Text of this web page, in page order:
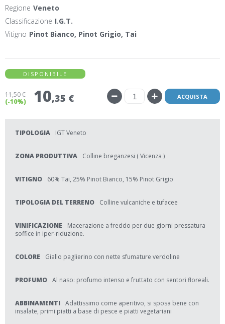
Regione Veneto
Classificazione I.G.T.
Vitigno Pinot Bianco, Pinot Grigio, Tai
DISPONIBILE
11,50 €
(-10%)
10,35 € ACQUISTA
TIPOLOGIA IGT Veneto
ZONA PRODUTTIVA Colline breganzesi ( Vicenza )
VITIGNO 60% Tai, 25% Pinot Bianco, 15% Pinot Grigio
TIPOLOGIA DEL TERRENO Colline vulcaniche e tufacee
VINIFICAZIONE
Macerazione a freddo per due giorni pressatura
soffice in iper-riduzione.
COLORE Giallo paglierino con nette sfumature verdoline
PROFUMO Al naso: profumo intenso e fruttato con sentori floreali.
ABBINAMENTI Adattissimo come aperitivo, si sposa bene con
insalate, primi piatti a base di pesce e piatti vegetariani